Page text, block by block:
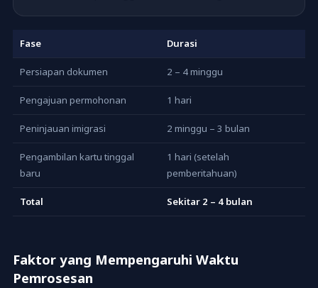
Fase Durasi
Persiapan dokumen 2 – 4 minggu
Pengajuan permohonan 1 hari
Peninjauan imigrasi 2 minggu – 3 bulan
Pengambilan kartu tinggal
baru
1 hari (setelah
pemberitahuan)
Total Sekitar 2 – 4 bulan
Faktor yang Mempengaruhi Waktu
Pemrosesan